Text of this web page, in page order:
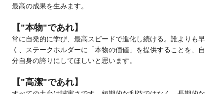
最高の成果を生みます。
【"本物"であれ】
常に自発的に学び、最高スピードで進化し続ける。誰よりも早
く、ステークホルダーに「本物の価値」を提供することを、自
分自身の誇りにしてほしいと思います。
【"高潔"であれ】